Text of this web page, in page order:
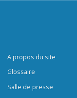
A propos du site
Glossaire
Salle de presse